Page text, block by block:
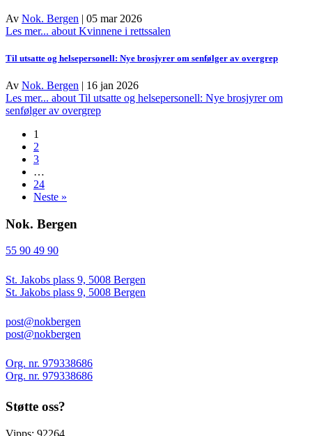
Av Nok. Bergen | 05 mar 2026
Les mer... about Kvinnene i rettssalen
Til utsatte og helsepersonell: Nye brosjyrer om senfølger av overgrep
Av Nok. Bergen | 16 jan 2026
Les mer... about Til utsatte og helsepersonell: Nye brosjyrer om
senfølger av overgrep
1
2
3
…
24
Neste »
Nok. Bergen
55 90 49 90
St. Jakobs plass 9, 5008 Bergen
St. Jakobs plass 9, 5008 Bergen
post@nokbergen
post@nokbergen
Org. nr. 979338686
Org. nr. 979338686
Støtte oss?